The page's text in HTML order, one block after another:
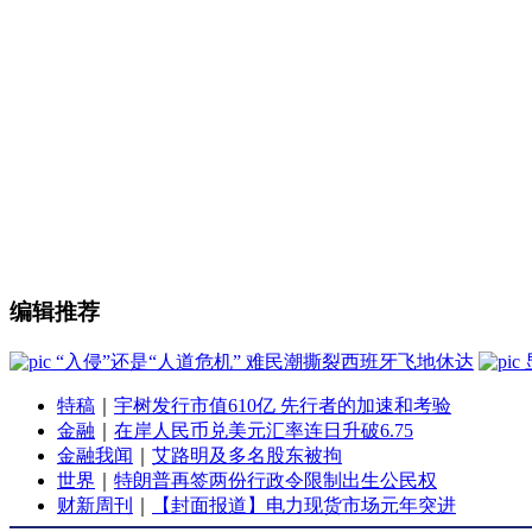
编辑推荐
“入侵”还是“人道危机” 难民潮撕裂西班牙飞地休达
特稿
宇树发行市值610亿 先行者的加速和考验
金融
在岸人民币兑美元汇率连日升破6.75
金融我闻
艾路明及多名股东被拘
世界
特朗普再签两份行政令限制出生公民权
财新周刊
【封面报道】电力现货市场元年突进